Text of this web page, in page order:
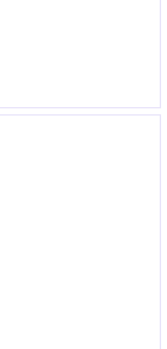
れるポジシ